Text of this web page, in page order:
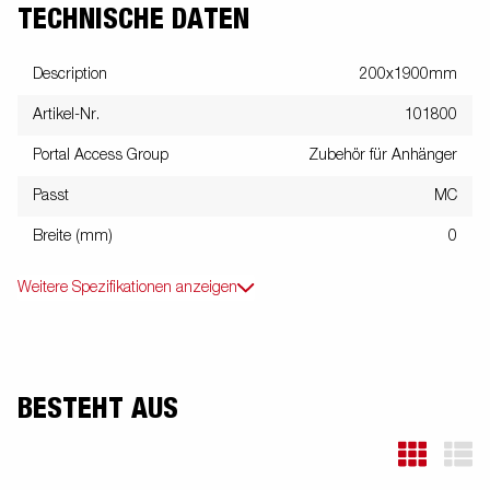
TECHNISCHE DATEN
Description 200x1900mm
Artikel-Nr. 101800
Portal Access Group Zubehör für Anhänger
Passt MC
Breite (mm) 0
Weitere Spezifikationen anzeigen
BESTEHT AUS